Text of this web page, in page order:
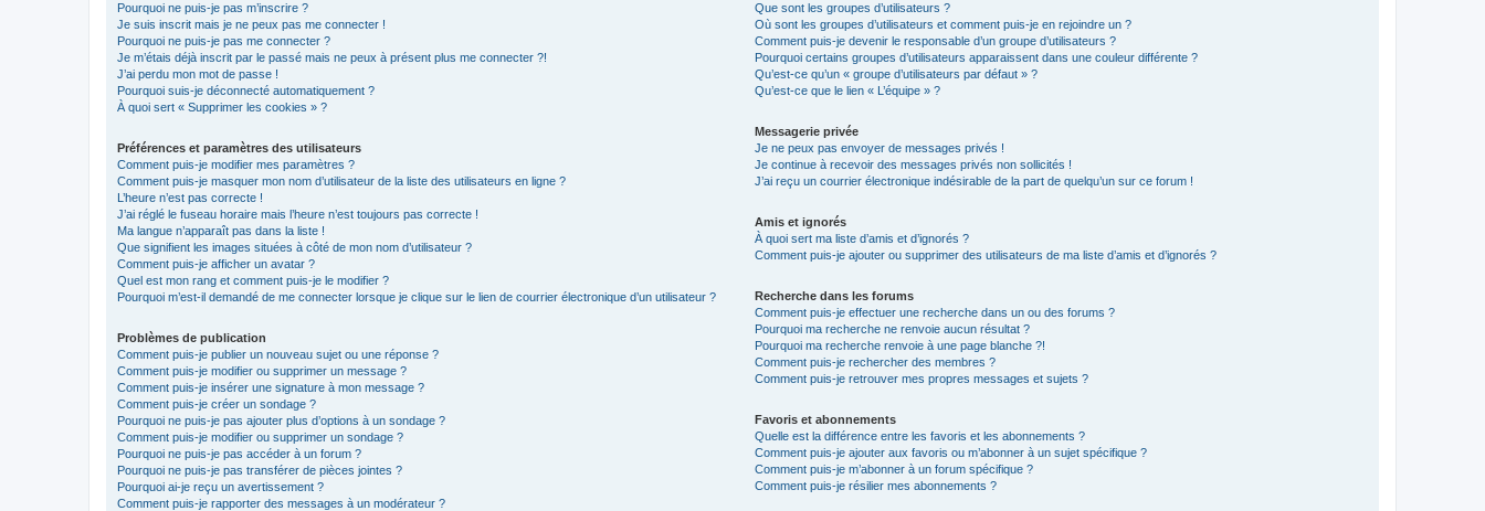
Pourquoi ne puis-je pas m’inscrire ?
Je suis inscrit mais je ne peux pas me connecter !
Pourquoi ne puis-je pas me connecter ?
Je m’étais déjà inscrit par le passé mais ne peux à présent plus me connecter ?!
J’ai perdu mon mot de passe !
Pourquoi suis-je déconnecté automatiquement ?
À quoi sert « Supprimer les cookies » ?
Préférences et paramètres des utilisateurs
Comment puis-je modifier mes paramètres ?
Comment puis-je masquer mon nom d’utilisateur de la liste des utilisateurs en ligne ?
L’heure n’est pas correcte !
J’ai réglé le fuseau horaire mais l’heure n’est toujours pas correcte !
Ma langue n’apparaît pas dans la liste !
Que signifient les images situées à côté de mon nom d’utilisateur ?
Comment puis-je afficher un avatar ?
Quel est mon rang et comment puis-je le modifier ?
Pourquoi m’est-il demandé de me connecter lorsque je clique sur le lien de courrier électronique d’un utilisateur ?
Problèmes de publication
Comment puis-je publier un nouveau sujet ou une réponse ?
Comment puis-je modifier ou supprimer un message ?
Comment puis-je insérer une signature à mon message ?
Comment puis-je créer un sondage ?
Pourquoi ne puis-je pas ajouter plus d’options à un sondage ?
Comment puis-je modifier ou supprimer un sondage ?
Pourquoi ne puis-je pas accéder à un forum ?
Pourquoi ne puis-je pas transférer de pièces jointes ?
Pourquoi ai-je reçu un avertissement ?
Comment puis-je rapporter des messages à un modérateur ?
Que sont les groupes d’utilisateurs ?
Où sont les groupes d’utilisateurs et comment puis-je en rejoindre un ?
Comment puis-je devenir le responsable d’un groupe d’utilisateurs ?
Pourquoi certains groupes d’utilisateurs apparaissent dans une couleur différente ?
Qu’est-ce qu’un « groupe d’utilisateurs par défaut » ?
Qu’est-ce que le lien « L’équipe » ?
Messagerie privée
Je ne peux pas envoyer de messages privés !
Je continue à recevoir des messages privés non sollicités !
J’ai reçu un courrier électronique indésirable de la part de quelqu’un sur ce forum !
Amis et ignorés
À quoi sert ma liste d’amis et d’ignorés ?
Comment puis-je ajouter ou supprimer des utilisateurs de ma liste d’amis et d’ignorés ?
Recherche dans les forums
Comment puis-je effectuer une recherche dans un ou des forums ?
Pourquoi ma recherche ne renvoie aucun résultat ?
Pourquoi ma recherche renvoie à une page blanche ?!
Comment puis-je rechercher des membres ?
Comment puis-je retrouver mes propres messages et sujets ?
Favoris et abonnements
Quelle est la différence entre les favoris et les abonnements ?
Comment puis-je ajouter aux favoris ou m’abonner à un sujet spécifique ?
Comment puis-je m’abonner à un forum spécifique ?
Comment puis-je résilier mes abonnements ?